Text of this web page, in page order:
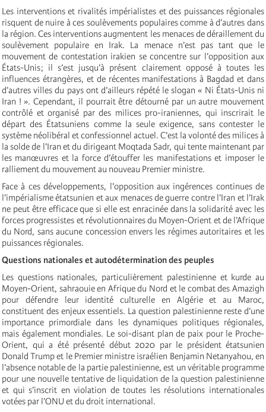
Les interventions et rivalités impérialistes et des puissances régionales
risquent de nuire à ces soulèvements populaires comme à d’autres dans
la région.Ces interventions augmentent les menaces de déraillement du
soulèvement populaire en Irak. La menace n’est pas tant que le
mouvement de contestation irakien se concentre sur l’opposition aux
États-Unis ; il s’est jusqu’à présent clairement opposé à toutes les
influences étrangères, et de récentes manifestations à Bagdad et dans
d’autres villes du pays ont d’ailleurs répété le slogan « Ni États-Unis ni
Iran ! ». Cependant, il pourrait être détourné par un autre mouvement
contrôlé et organisé par des milices pro-iraniennes, qui inscrirait le
départ des Étatsuniens comme la seule exigence, sans contester le
système néolibéral et confessionnel actuel. C’est la volonté des milices à
la solde de l’Iran et du dirigeant Moqtada Sadr, qui tente maintenant par
les manœuvres et la force d’étouffer les manifestations et imposer le
ralliement du mouvement au nouveau Premier ministre.
Face à ces développements, l’opposition aux ingérences continues de
l’impérialisme étatsunien et aux menaces de guerre contre l’Iran et l’Irak
ne peut être efficace que si elle est enracinée dans la solidarité avec les
forces progressistes et révolutionnaires du Moyen-Orient et de l’Afrique
du Nord, sans aucune concession envers les régimes autoritaires et les
puissances régionales.
Questions nationales et autodétermination des peuples
Les questions nationales, particulièrement palestinienne et kurde au
Moyen-Orient, sahraouie en Afrique du Nord et le combat des Amazigh
pour défendre leur identité culturelle en Algérie et au Maroc,
constituent des enjeux essentiels. La question palestinienne reste d’une
importance primordiale dans les dynamiques politiques régionales,
mais également mondiales. Le soi-disant plan de paix pour le Proche-
Orient, qui a été présenté début 2020 par le président étatsunien
Donald Trump et le Premier ministre israélien Benjamin Netanyahou, en
l’absence notable de la partie palestinienne, est un véritable programme
pour une nouvelle tentative de liquidation de la question palestinienne
et qui s’inscrit en violation de toutes les résolutions internationales
votées par l’ONU et du droit international.